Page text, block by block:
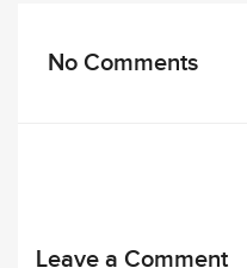
No Comments
Leave a Comment